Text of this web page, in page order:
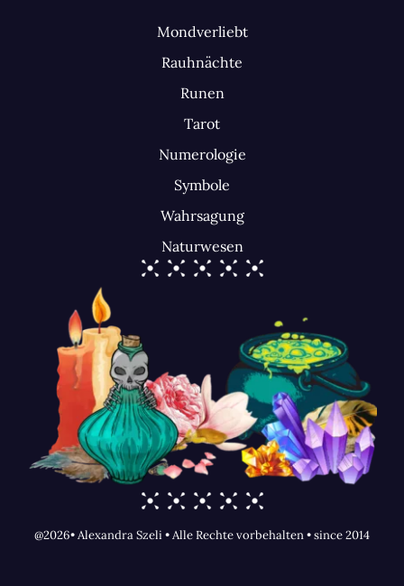
Mondverliebt
Rauhnächte
Runen
Tarot
Numerologie
Symbole
Wahrsagung
Naturwesen
@2026• Alexandra Szeli • Alle Rechte vorbehalten • since 2014